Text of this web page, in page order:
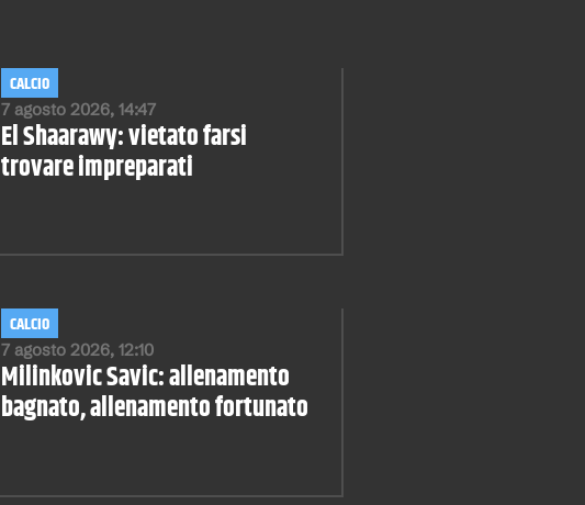
7 agosto 2026, 14:47
CALCIO
El Shaarawy: vietato farsi
trovare impreparati
7 agosto 2026, 12:10
CALCIO
Milinkovic Savic: allenamento
bagnato, allenamento fortunato